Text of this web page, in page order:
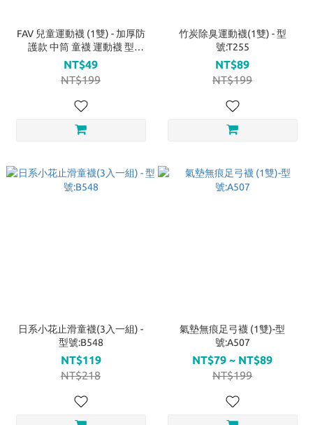
FAV 兒童運動襪 (1雙) - 加厚防
護款 中筒 童襪 運動襪 型
號:C304
NT$49
NT$199
竹炭除臭運動襪(1雙) - 型
號:T255
NT$89
NT$199
日系小花止滑童襪(3入一組) -
型號:B548
NT$119
NT$218
氣墊無痕足弓襪 (1雙)-型
號:A507
NT$79 ~ NT$89
NT$199